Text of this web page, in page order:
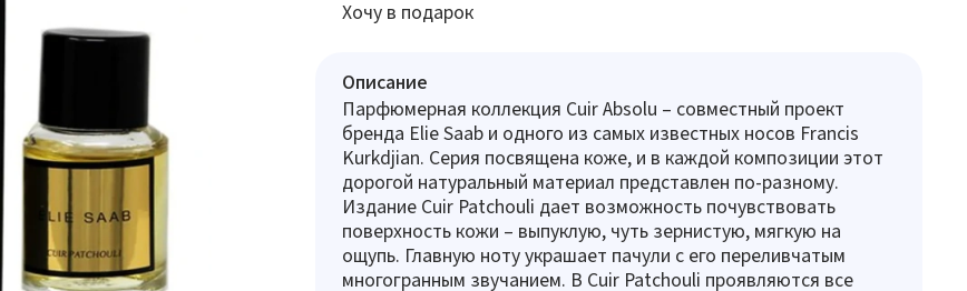
Хочу в подарок
Описание
Парфюмерная коллекция Cuir Absolu – совместный проект
бренда Elie Saab и одного из самых известных носов Francis
Kurkdjian. Серия посвящена коже, и в каждой композиции этот
дорогой натуральный материал представлен по-разному.
Издание Cuir Patchouli дает возможность почувствовать
поверхность кожи – выпуклую, чуть зернистую, мягкую на
ощупь. Главную ноту украшает пачули с его переливчатым
многогранным звучанием. В Cuir Patchouli проявляются все